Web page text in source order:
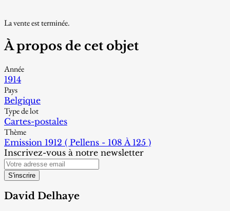
La vente est terminée.
À propos de cet objet
Année
1914
Pays
Belgique
Type de lot
Cartes-postales
Thème
Emission 1912 ( Pellens - 108 À 125 )
Inscrivez-vous à notre newsletter
S'inscrire
David Delhaye